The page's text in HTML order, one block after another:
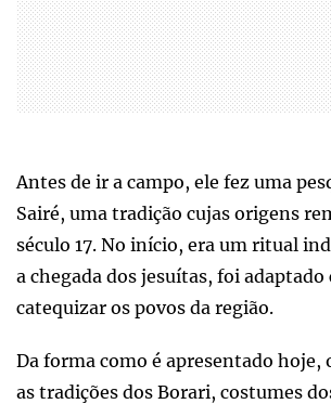
Antes de ir a campo, ele fez uma
Sairé, uma tradição cujas origens
século 17. No início, era um ritual
a chegada dos jesuítas, foi
catequizar os povos da região.
Da forma como é apresentado hoje,
as tradições dos Borari, costumes